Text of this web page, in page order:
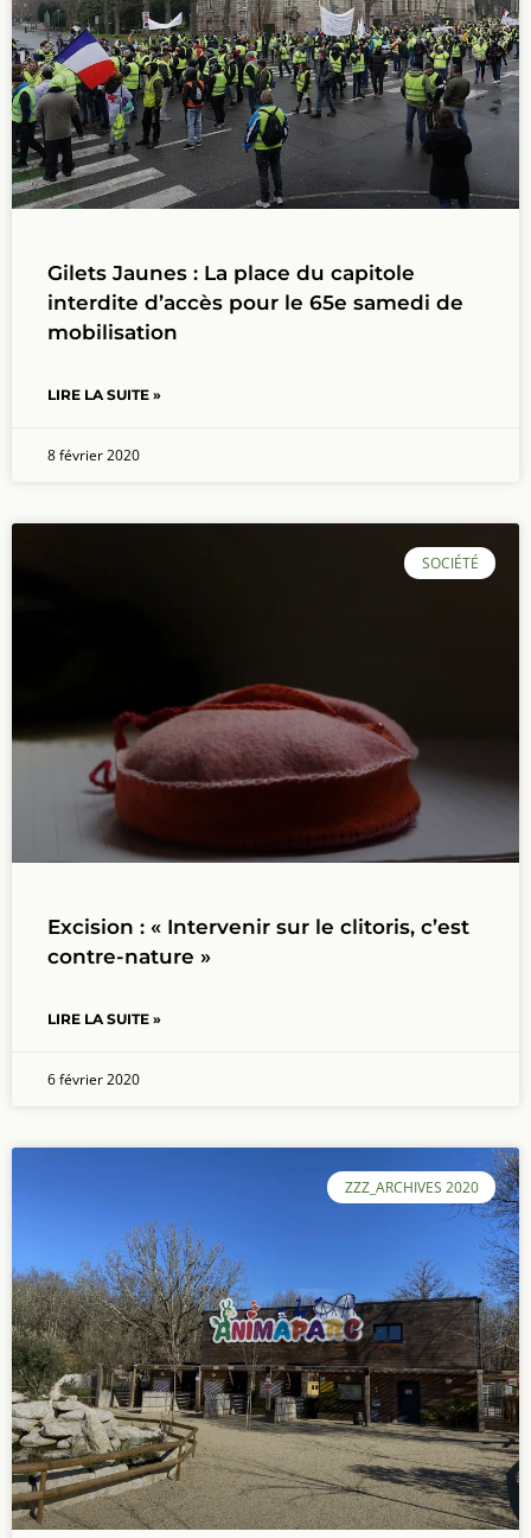
Gilets Jaunes : La place du capitole
interdite d’accès pour le 65e samedi de
mobilisation
LIRE LA SUITE »
8 février 2020
SOCIÉTÉ
Excision : « Intervenir sur le clitoris, c’est
contre-nature »
LIRE LA SUITE »
6 février 2020
ZZZ_ARCHIVES 2020